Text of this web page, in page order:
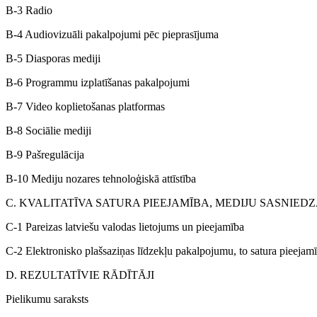
B-3 Radio
B-4 Audiovizuāli pakalpojumi pēc pieprasījuma
B-5 Diasporas mediji
B-6 Programmu izplatīšanas pakalpojumi
B-7 Video koplietošanas platformas
B-8 Sociālie mediji
B-9 Pašregulācija
B-10 Mediju nozares tehnoloģiskā attīstība
C. KVALITATĪVA SATURA PIEEJAMĪBA, MEDIJU
C-1 Pareizas latviešu valodas lietojums un pieejamība
C-2 Elektronisko plašsaziņas līdzekļu pakalpojumu, to satura
D. REZULTATĪVIE RĀDĪTĀJI
Pielikumu saraksts